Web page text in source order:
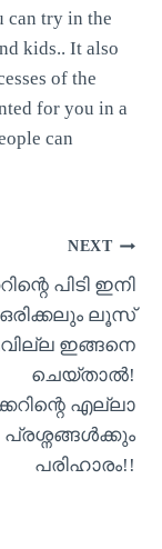
can try in the
kids.. It also
of the
for you in a
can
NEXT
പിടി ഇനി
ഒരിക്കലും ലൂസ്
ഇങ്ങനെ
ചെയ്താൽ!
എല്ലാ
പ്രശ്നങ്ങൾക്കും
പരിഹാരം!!